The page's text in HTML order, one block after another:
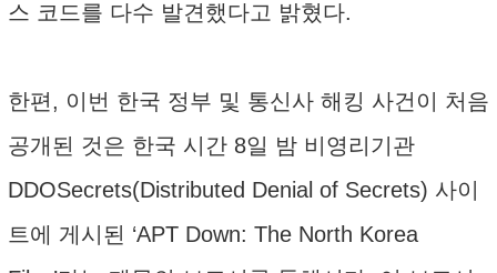
스 코드를 다수 발견했다고 밝혔다.
한편, 이번 한국 정부 및 통신사 해킹 사건이 처음
공개된 것은 한국 시간 8일 밤 비영리기관
DDOSecrets(Distributed Denial of Secrets) 사이
트에 게시된 ‘APT Down: The North Korea